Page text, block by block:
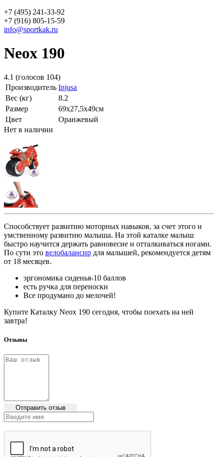
+7 (495) 241-33-92
+7 (916) 805-15-59
info@sportkak.ru
Neox 190
4.1 (голосов 104)
Производитель Injusa
Вес (кг)
8.2
Размер
69х27,5х49см
Цвет
Оранжевый
Нет в наличии
Способствует развитию моторных навыков, за счет этого и
умственному развитию малыша. На этой каталке малыш
быстро научится держать равновесие и отталкиваться ногами.
По сути это велобалансир для малышей, рекомендуется детям
от 18 месяцев.
эргономика сиденья-10 баллов
есть ручка для переноски
Все продумано до мелочей!
Купите Каталку Neox 190 сегодня, чтобы поехать на ней
завтра!
Отзывы